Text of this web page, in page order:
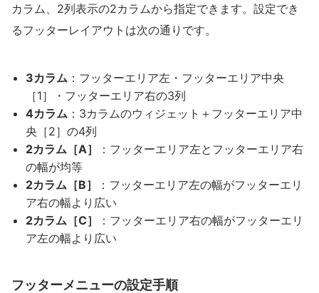
カラム、2列表示の2カラムから指定できます。設定でき
るフッターレイアウトは次の通りです。
3カラム ：フッターエリア左・フッターエリア中央
［1］・フッターエリア右の3列
4カラム ：3カラムのウィジェット＋フッターエリア中
央［2］の4列
2カラム［A］
：フッターエリア左とフッターエリア右
の幅が均等
2カラム［B］
：フッターエリア左の幅がフッターエリ
ア右の幅より広い
2カラム［C］
：フッターエリア右の幅がフッターエリ
ア左の幅より広い
フッターメニューの設定手順